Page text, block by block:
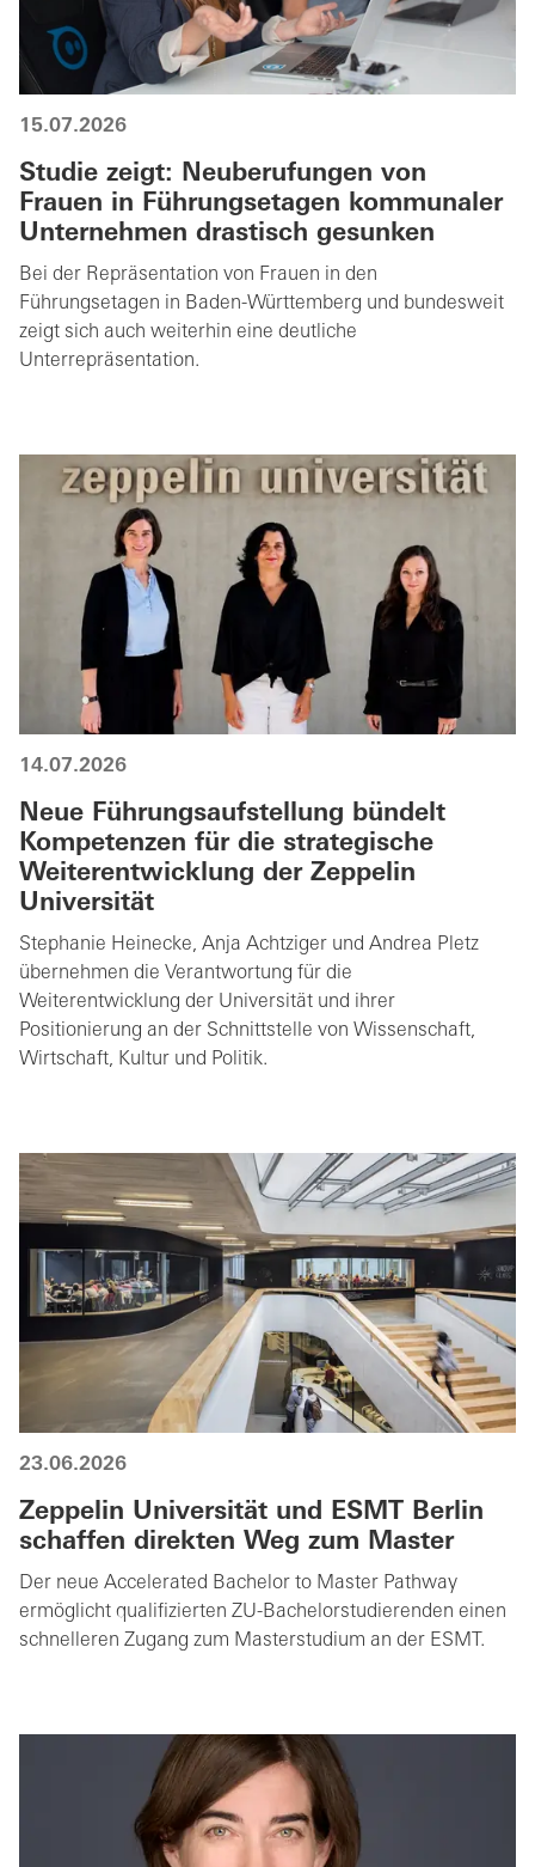
15.07.2026
Studie zeigt: Neuberufungen von
Frauen in Führungsetagen kommunaler
Unternehmen drastisch gesunken
Bei der Repräsentation von Frauen in den
Führungsetagen in Baden-Württemberg und bundesweit
zeigt sich auch weiterhin eine deutliche
Unterrepräsentation.
14.07.2026
Neue Führungsaufstellung bündelt
Kompetenzen für die strategische
Weiterentwicklung der Zeppelin
Universität
Stephanie Heinecke, Anja Achtziger und Andrea Pletz
übernehmen die Verantwortung für die
Weiterentwicklung der Universität und ihrer
Positionierung an der Schnittstelle von Wissenschaft,
Wirtschaft, Kultur und Politik.
23.06.2026
Zeppelin Universität und ESMT Berlin
schaffen direkten Weg zum Master
Der neue Accelerated Bachelor to Master Pathway
ermöglicht qualifizierten ZU-Bachelorstudierenden einen
schnelleren Zugang zum Masterstudium an der ESMT.